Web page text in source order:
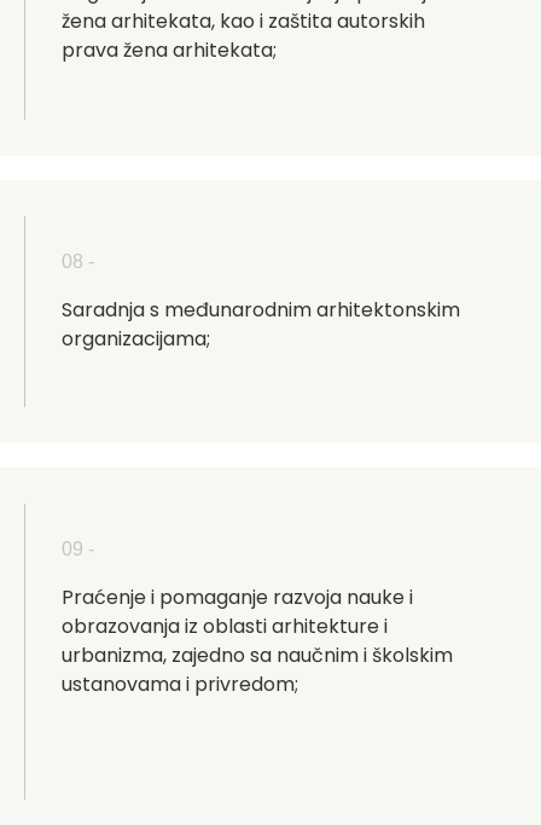
žena arhitekata, kao i zaštita autorskih
prava žena arhitekata;
08 -
Saradnja s međunarodnim arhitektonskim
organizacijama;
09 -
Praćenje i pomaganje razvoja nauke i
obrazovanja iz oblasti arhitekture i
urbanizma, zajedno sa naučnim i školskim
ustanovama i privredom;